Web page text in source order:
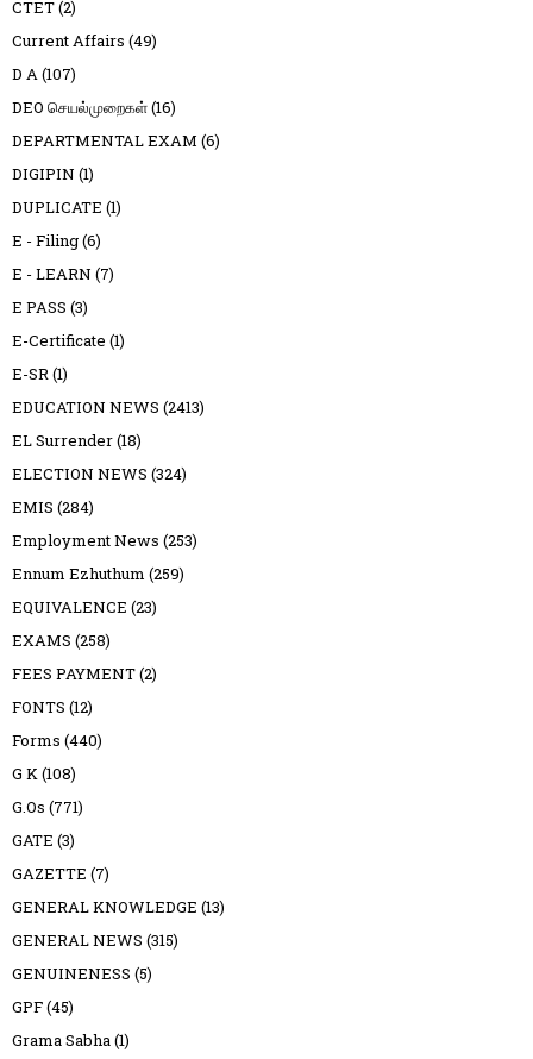
CTET(2)
Current Affairs (49)
D A(107)
DEO செயல்முறைகள்(16)
DEPARTMENTAL EXAM (6)
DIGIPIN (1)
DUPLICATE (1)
E - Filing(6)
E - LEARN (7)
E PASS (3)
E-Certificate (1)
E-SR(1)
EDUCATION NEWS (2413)
EL Surrender(18)
ELECTION NEWS (324)
EMIS (284)
Employment News (253)
Ennum Ezhuthum (259)
EQUIVALENCE (23)
EXAMS (258)
FEES PAYMENT(2)
FONTS (12)
Forms (440)
G K(108)
G.Os (771)
GATE (3)
GAZETTE (7)
GENERAL KNOWLEDGE (13)
GENERAL NEWS (315)
GENUINENESS (5)
GPF(45)
Grama Sabha(1)